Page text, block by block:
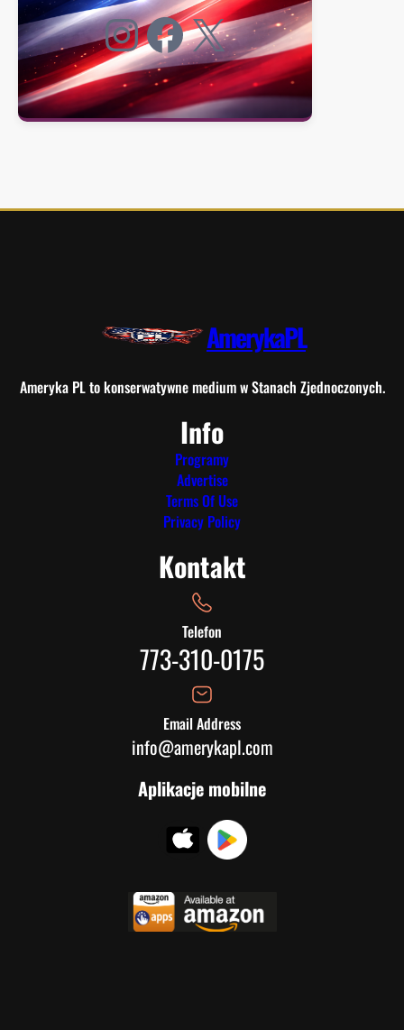
Instagram Facebook X
AmerykaPL
Ameryka PL to konserwatywne medium w Stanach Zjednoczonych.
Info
Programy
Advertise
Terms Of Use
Privacy Policy
Kontakt
Telefon
773-310-0175
Email Address
info@amerykapl.com
Aplikacje mobilne